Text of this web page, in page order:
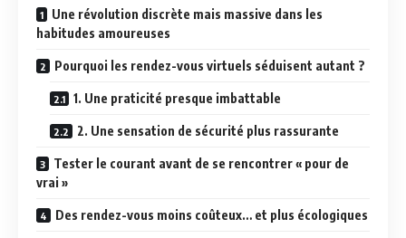
Une révolution discrète mais massive dans les
habitudes amoureuses
Pourquoi les rendez-vous virtuels séduisent autant ?
1. Une praticité presque imbattable
2. Une sensation de sécurité plus rassurante
Tester le courant avant de se rencontrer « pour de
vrai »
Des rendez-vous moins coûteux… et plus écologiques